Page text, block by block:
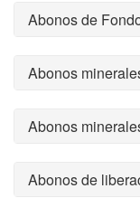
Abonos de
Abonos
Abonos
Abonos de